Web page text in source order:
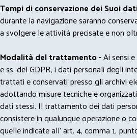
Tempi di conservazione dei Suoi
durante la navigazione saranno
a svolgere le attività precisate e non
Modalità del trattamento -Ai sensi
e ss. del GDPR, i dati personali degli
trattati e conservati presso gli archivi
adottando misure tecniche e
dati stessi. Il trattamento dei dati
consistere in qualunque operazione o
quelle indicate all' art. 4, comma 1,